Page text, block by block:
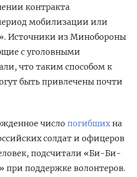
контракта
мобилизации или
Источники из Минобороны
с уголовными
что таким способом к
быть привлечены почти
число погибшихна
солдат и офицеров
подсчитали «Би-Би-
при поддержке волонтеров.